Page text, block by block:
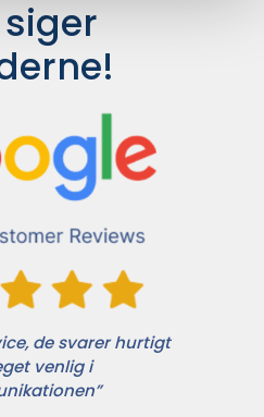
de svarer hurtigt
venlig i